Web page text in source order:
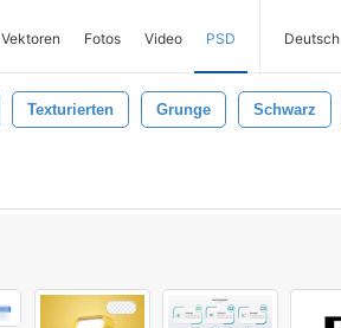
Vektoren Fotos Video PSD Deutsch
Texturierten Grunge Schwarz